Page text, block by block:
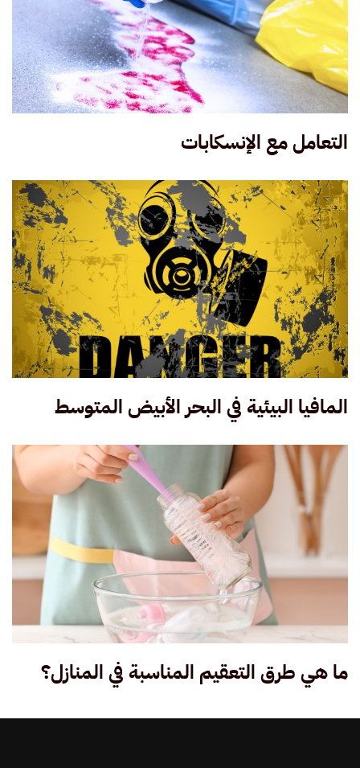
التعامل مع الإنسكابات
المافيا البيئية في البحر الأبيض المتوسط
ما هي طرق التعقيم المناسبة في المنازل؟